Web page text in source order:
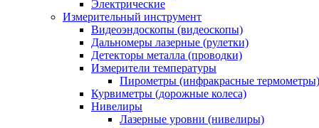
Электрические
Измерительный инструмент
Видеоэндоскопы (видеоскопы)
Дальномеры лазерные (рулетки)
Детекторы металла (проводки)
Измерители температуры
Пирометры (инфракрасные термометры)
Курвиметры (дорожные колеса)
Нивелиры
Лазерные уровни (нивелиры)